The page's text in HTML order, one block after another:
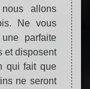
allons
Ne vous
parfaite
et disposent
qui fait que
ne seront